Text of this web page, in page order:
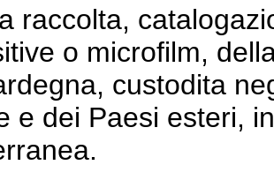
raccolta,
o microfilm,
custodita
e dei Paesi esteri,